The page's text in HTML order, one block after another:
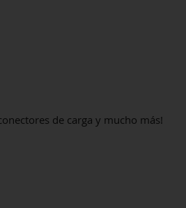
de carga y mucho más!